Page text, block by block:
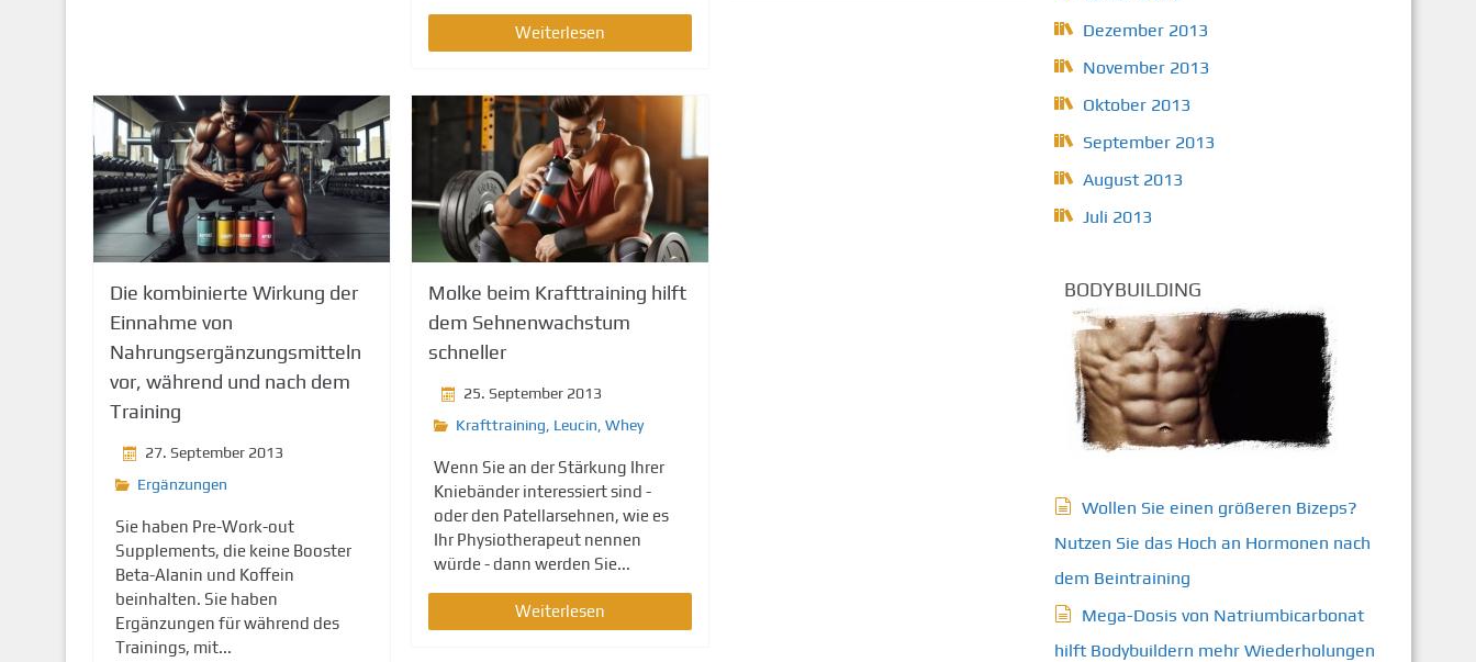
Weiterlesen
Die kombinierte Wirkung der
Einnahme von
Nahrungsergänzungsmitteln
vor, während und nach dem
Training
27. September 2013
Ergänzungen
Sie haben Pre-Work-out
Supplements, die keine Booster
Beta-Alanin und Koffein
beinhalten. Sie haben
Ergänzungen für während des
Trainings, mit...
Molke beim Krafttraining hilft
dem Sehnenwachstum
schneller
25. September 2013
Krafttraining Leucin Whey
Wenn Sie an der Stärkung Ihrer
Kniebänder interessiert sind -
oder den Patellarsehnen, wie es
Ihr Physiotherapeut nennen
würde - dann werden Sie...
Weiterlesen
Dezember 2013
November 2013
Oktober 2013
September 2013
August 2013
Juli 2013
BODYBUILDING
Wollen Sie einen größeren Bizeps?
Nutzen Sie das Hoch an Hormonen nach
dem Beintraining
Mega-Dosis von Natriumbicarbonat
hilft Bodybuildern mehr Wiederholungen